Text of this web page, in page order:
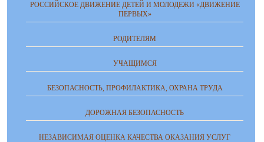
РОССИЙСКОЕ ДВИЖЕНИЕ ДЕТЕЙ И МОЛОДЕЖИ «ДВИЖЕНИЕ
ПЕРВЫХ»
РОДИТЕЛЯМ
УЧАЩИМСЯ
БЕЗОПАСНОСТЬ, ПРОФИЛАКТИКА, ОХРАНА ТРУДА
ДОРОЖНАЯ БЕЗОПАСНОСТЬ
НЕЗАВИСИМАЯ ОЦЕНКА КАЧЕСТВА ОКАЗАНИЯ УСЛУГ